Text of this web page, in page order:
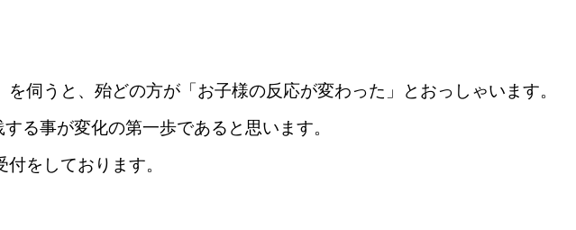
伺うと、殆どの方が「お子様の反応が変わった」とおっしゃいます。
る事が変化の第一歩であると思います。
をしております。